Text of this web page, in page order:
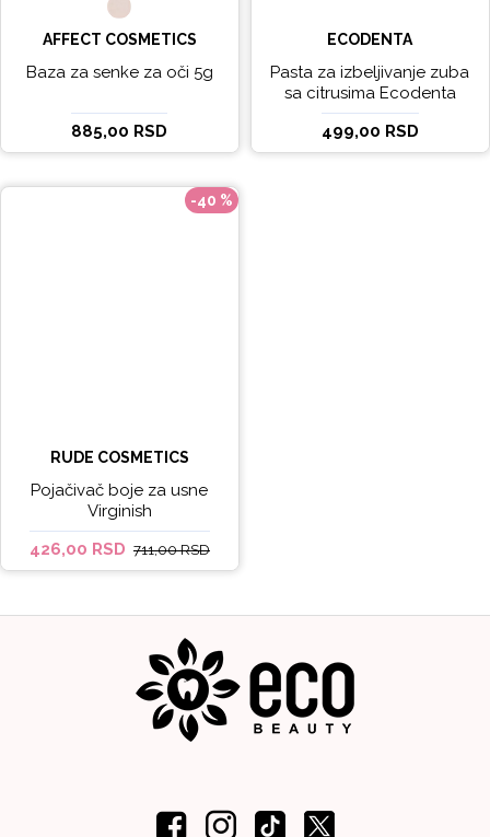
AFFECT COSMETICS
Baza za senke za oči 5g
885,00 RSD
ECODENTA
Pasta za izbeljivanje zuba
sa citrusima Ecodenta
EXPERT LINE EXCEPTIONAL
WHITENING 100ml
499,00 RSD
-40 %
RUDE COSMETICS
Pojačivač boje za usne
Virginish
426,00 RSD 711,00 RSD